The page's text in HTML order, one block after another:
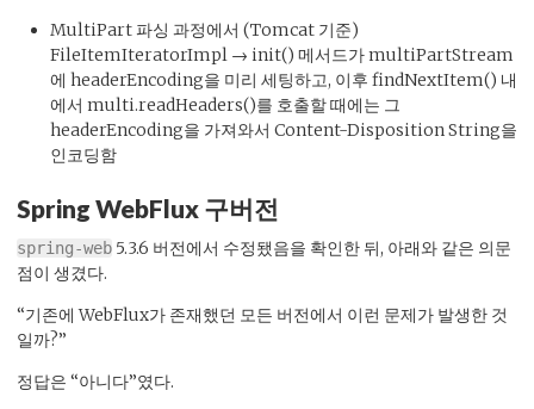
MultiPart 파싱 과정에서 (Tomcat 기준)
FileItemIteratorImpl → init() 메서드가 multiPartStream
에 headerEncoding을 미리 세팅하고, 이후 findNextItem() 내
에서 multi.readHeaders()를 호출할 때에는 그
headerEncoding을 가져와서 Content-Disposition String을
인코딩함
Spring WebFlux 구버전
spring-web 5.3.6 버전에서 수정됐음을 확인한 뒤, 아래와 같은 의문
점이 생겼다.
“기존에 WebFlux가 존재했던 모든 버전에서 이런 문제가 발생한 것
일까?”
정답은 “아니다”였다.